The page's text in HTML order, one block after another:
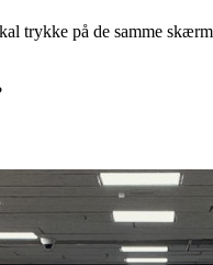
trykke på de samme